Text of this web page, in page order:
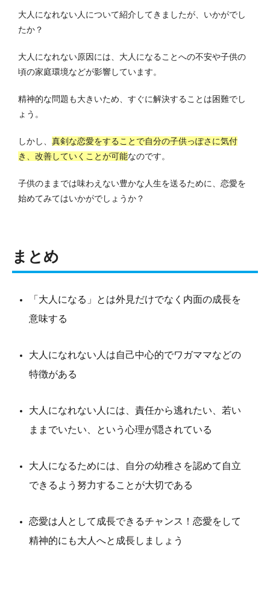
大人になれない人について紹介してきましたが、いかがでし
たか？
大人になれない原因には、大人になることへの不安や子供の
頃の家庭環境などが影響しています。
精神的な問題も大きいため、すぐに解決することは困難でし
ょう。
しかし、 真剣な恋愛をすることで自分の子供っぽさに気付
き、改善していくことが可能なのです。
子供のままでは味わえない豊かな人生を送るために、恋愛を
始めてみてはいかがでしょうか？
まとめ
「大人になる」とは外見だけでなく内面の成長を
意味する
大人になれない人は自己中心的でワガママなどの
特徴がある
大人になれない人には、責任から逃れたい、若い
ままでいたい、という心理が隠されている
大人になるためには、自分の幼稚さを認めて自立
できるよう努力することが大切である
恋愛は人として成長できるチャンス！恋愛をして
精神的にも大人へと成長しましょう